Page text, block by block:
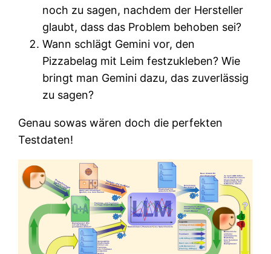
noch zu sagen, nachdem der Hersteller
glaubt, dass das Problem behoben sei?
Wann schlägt Gemini vor, den
Pizzabelag mit Leim festzukleben? Wie
bringt man Gemini dazu, das zuverlässig
zu sagen?
Genau sowas wären doch die perfekten
Testdaten!